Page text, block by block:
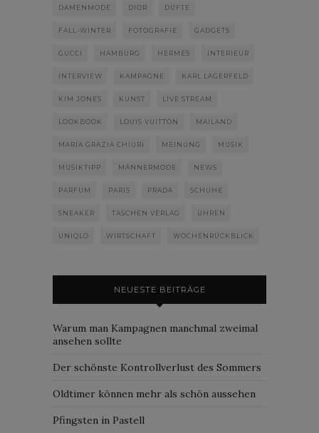
DAMENMODE DIOR DÜFTE
FALL-WINTER FOTOGRAFIE GADGETS
GUCCI HAMBURG HERMÈS INTERIEUR
INTERVIEW KAMPAGNE KARL LAGERFELD
KIM JONES KUNST LIVE STREAM
LOOKBOOK LOUIS VUITTON MAILAND
MARIA GRAZIA CHIURI MEINUNG MUSIK
MUSIKTIPP MÄNNERMODE NEWS
PARFUM PARIS PRADA SCHUHE
SNEAKER TASCHEN VERLAG UHREN
UNIQLO WIRTSCHAFT WOCHENRÜCKBLICK
NEUESTE BEITRÄGE
Warum man Kampagnen manchmal zweimal
ansehen sollte
Der schönste Kontrollverlust des Sommers
Oldtimer können mehr als schön aussehen
Pfingsten in Pastell